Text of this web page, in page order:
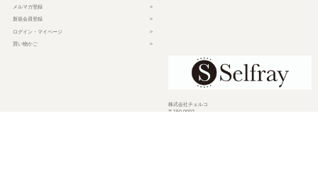
メルマガ登録
新規会員登録
ログイン・マイページ
買い物かご
株式会社チェルコ
〒150-0002